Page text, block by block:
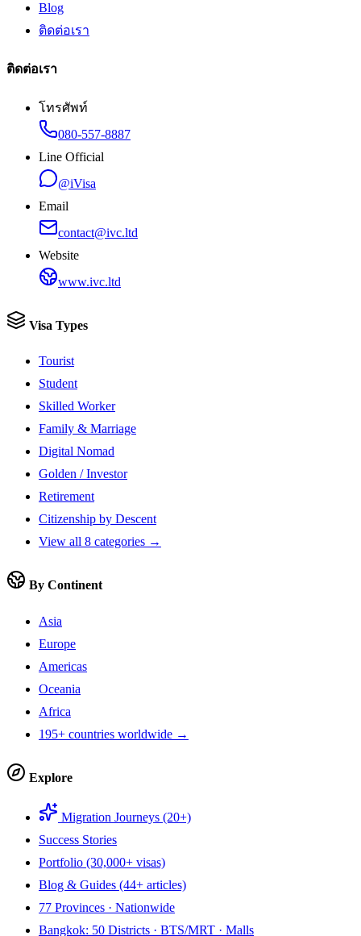
Blog
ติดต่อเรา
ติดต่อเรา
โทรศัพท์
080-557-8887
Line Official
@iVisa
Email
contact@ivc.ltd
Website
www.ivc.ltd
Visa Types
Tourist
Student
Skilled Worker
Family & Marriage
Digital Nomad
Golden / Investor
Retirement
Citizenship by Descent
View all 8 categories →
By Continent
Asia
Europe
Americas
Oceania
Africa
195+ countries worldwide →
Explore
Migration Journeys (20+)
Success Stories
Portfolio (30,000+ visas)
Blog & Guides (44+ articles)
77 Provinces · Nationwide
Bangkok: 50 Districts · BTS/MRT · Malls